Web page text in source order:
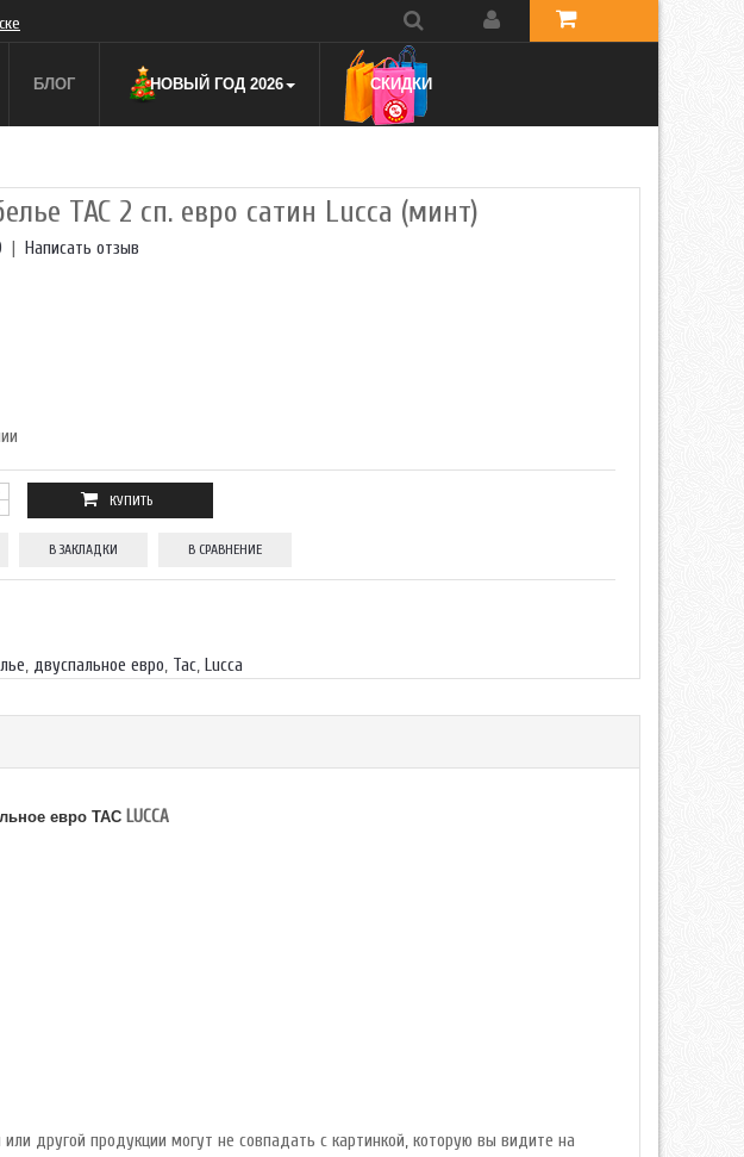
БЛОГ НОВЫЙ ГОД 2026 СКИДКИ
TAC 2 сп. евро сатин Lucca (минт)
Написать отзыв
В ЗАКЛАДКИ В СРАВНЕНИЕ
, двуспальное евро, Тас, Lucca
евро TAC LUCCA
другой продукции могут не совпадать с картинкой, которую вы видите на